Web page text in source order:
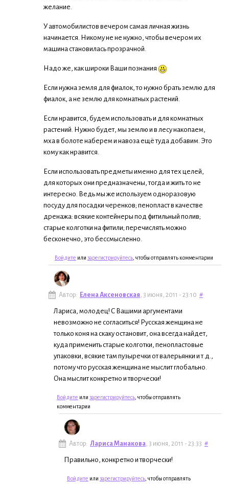
желание.
У автомобилистов вечером самая личная жизнь
начинается. Никому не не нужно, чтобы вечером их
машина становилась прозрачной.
Надо же, как широки Ваши познания
Если нужна земля для фиалок, то нужно брать землю для
фиалок, а не землю для комнатных растений.
Если нравится, будем использовать и для комнатных
растений. Нужно будет, мы землю и в лесу накопаем,
мха в болоте наберем и навоза ещё туда добавим. Это
кому как нравится.
Если использовать предметы именно для тех целей,
для которых они предназначены, тогда и жить то не
интересно. Ведь мы же используем одноразовую
посуду для посадки черенков; пенопласт в качестве
дренажа: всякие контейнеры под фитильный полив;
старые колготки на фитили; перечислять можно
бесконечно, это бессмысленно.
Войдите или зарегистрируйтесь , чтобы отправлять комментарии
Автор: Елена Аксеновская , 3 июня, 2011 - 23:10 #
Лариса, молодец! С Вашими аргументами
невозможно не согласиться! Русская женщина не
только коня на скаку остановит, она всегда найдет,
куда применить старые колготки, пенопластовые
упаковки, всякие там пузыречки от валерьянки и т.д.,
потому что русская женщина не мыслит глобально.
Она мыслит конкретно и творчески!
Войдите или зарегистрируйтесь , чтобы отправлять
комментарии
Автор: Лариса Манакова , 3 июня, 2011 - 23:33 #
Правильно, конкретно и творчески!
Войдите или зарегистрируйтесь , чтобы отправлять